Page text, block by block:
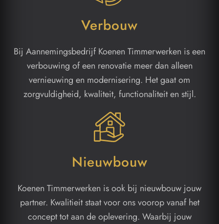
Verbouw
Bij Aannemingsbedrijf Koenen Timmerwerken is een
verbouwing of een renovatie meer dan alleen
vernieuwing en modernisering. Het gaat om
zorgvuldigheid, kwaliteit, functionaliteit en stijl.
Nieuwbouw
Koenen Timmerwerken is ook bij nieuwbouw jouw
partner. Kwalitieit staat voor ons voorop vanaf het
concept tot aan de oplevering. Waarbij jouw